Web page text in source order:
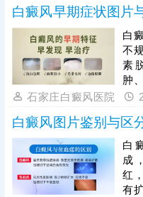
面
固
肤
解
疗
白
不
素
肿
少
种
容
免
金
程
石家庄白癜风医院
白
成
红
有